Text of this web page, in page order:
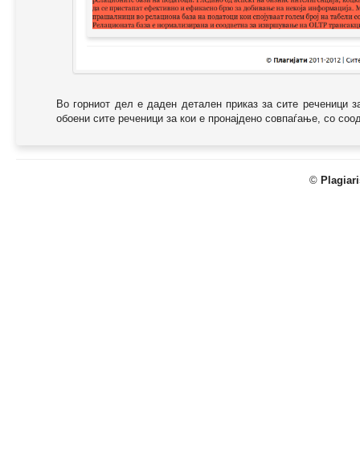
Во горниот дел е даден детален приказ за сите реченици
обоени сите реченици за кои е пронајдено совпаѓање, со
©